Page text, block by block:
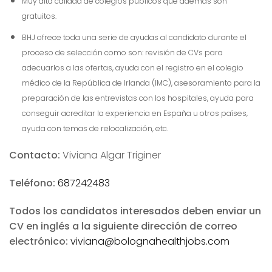
gratuitos.
BHJ ofrece toda una serie de ayudas al candidato durante el
proceso de selección como son: revisión de CVs para
adecuarlos a las ofertas, ayuda con el registro en el colegio
médico de la República de Irlanda (IMC), asesoramiento para la
preparación de las entrevistas con los hospitales, ayuda para
conseguir acreditar la experiencia en España u otros países,
ayuda con temas de relocalización, etc.
Contacto: Viviana Algar Triginer
Teléfono: 687242483
Todos los candidatos interesados deben enviar un
CV en inglés a la siguiente dirección de correo
electrónico: viviana@bolognahealthjobs.com